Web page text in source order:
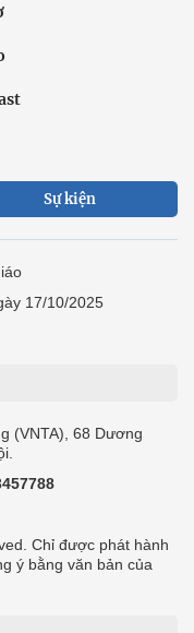
Sự kiện
17/10/2025
(VNTA), 68 Dương
Chỉ được phát hành
ý bằng văn bản của